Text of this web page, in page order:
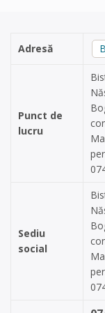
Adresă
Punct de
lucru
Sediu
social